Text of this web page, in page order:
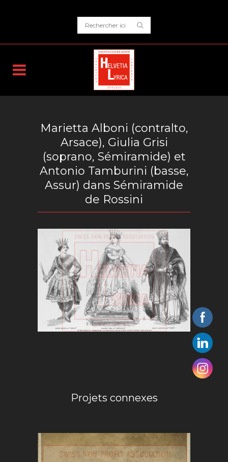
Marietta Alboni (contralto,
Arsace), Giulia Grisi
(soprano, Sémiramide) et
Antonio Tamburini (basse,
Assur) dans Sémiramide
de Rossini
Projets connexes